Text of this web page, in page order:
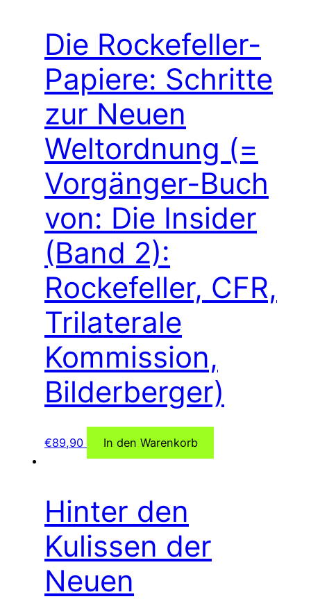
Die Rockefeller-
Papiere: Schritte
zur Neuen
Weltordnung (=
Vorgänger-Buch
von: Die Insider
(Band 2):
Rockefeller, CFR,
Trilaterale
Kommission,
Bilderberger)
€89,90 In den Warenkorb
Hinter den
Kulissen der
Neuen